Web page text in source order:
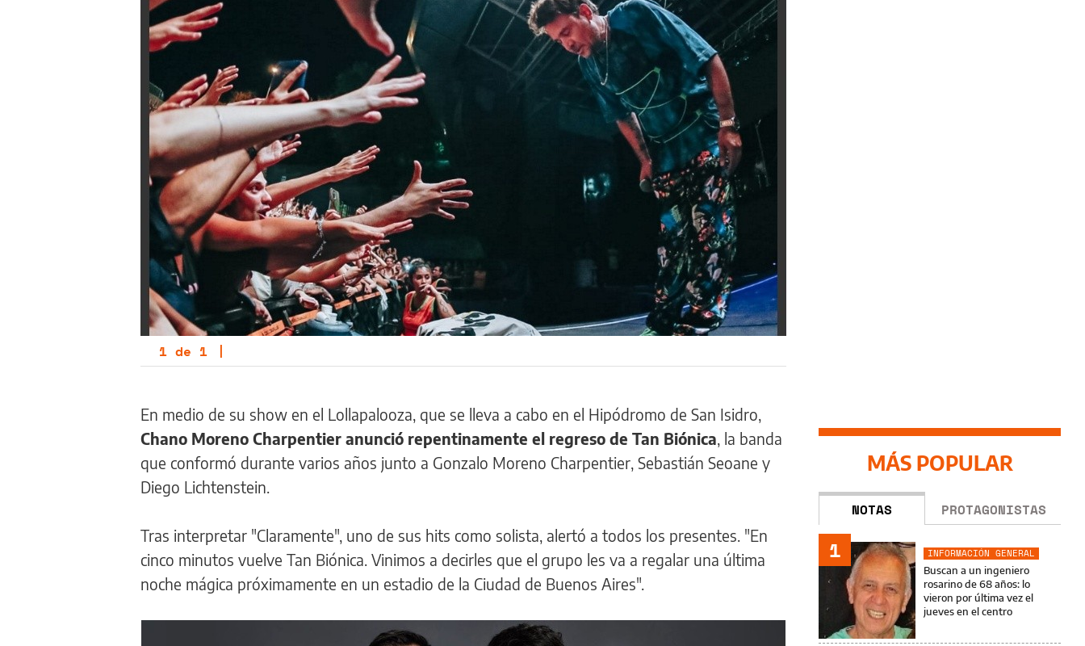
1 de 1 |
En medio de su show en el Lollapalooza, que se lleva a cabo en el Hipódromo de San Isidro,
Chano Moreno Charpentier anunció repentinamente el regreso de Tan Biónica , la banda
que conformó durante varios años junto a Gonzalo Moreno Charpentier, Sebastián Seoane y
Diego Lichtenstein.
Tras interpretar "Claramente", uno de sus hits como solista, alertó a todos los presentes. "En
cinco minutos vuelve Tan Biónica. Vinimos a decirles que el grupo les va a regalar una última
noche mágica próximamente en un estadio de la Ciudad de Buenos Aires".
MÁS POPULAR
NOTAS PROTAGONISTAS
1
INFORMACIÓN GENERAL
Buscan a un ingeniero
rosarino de 68 años: lo
vieron por última vez el
jueves en el centro